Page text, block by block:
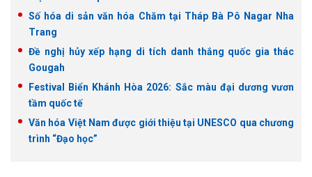
Số hóa di sản văn hóa Chăm tại Tháp Bà Pô Nagar Nha
Trang
Đề nghị hủy xếp hạng di tích danh thắng quốc gia thác
Gougah
Festival Biển Khánh Hòa 2026: Sắc màu đại dương vươn
tầm quốc tế
Văn hóa Việt Nam được giới thiệu tại UNESCO qua chương
trình “Đạo học”